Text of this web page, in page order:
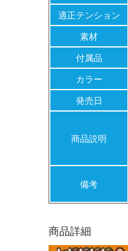
適正テンション
素材
付属品
カラー
発売日
商品説明
備考
商品詳細